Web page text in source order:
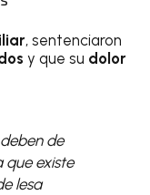
, sentenciaron
y que su dolor
de
existe
lesa